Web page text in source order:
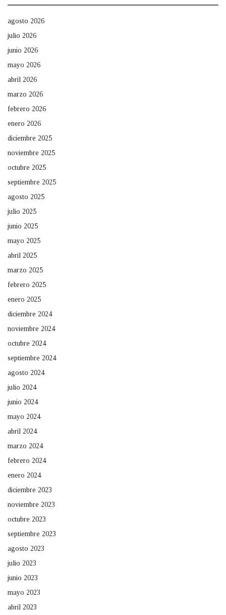
agosto 2026
julio 2026
junio 2026
mayo 2026
abril 2026
marzo 2026
febrero 2026
enero 2026
diciembre 2025
noviembre 2025
octubre 2025
septiembre 2025
agosto 2025
julio 2025
junio 2025
mayo 2025
abril 2025
marzo 2025
febrero 2025
enero 2025
diciembre 2024
noviembre 2024
octubre 2024
septiembre 2024
agosto 2024
julio 2024
junio 2024
mayo 2024
abril 2024
marzo 2024
febrero 2024
enero 2024
diciembre 2023
noviembre 2023
octubre 2023
septiembre 2023
agosto 2023
julio 2023
junio 2023
mayo 2023
abril 2023